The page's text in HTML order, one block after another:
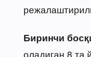
Биринчи
оладиган 8 та